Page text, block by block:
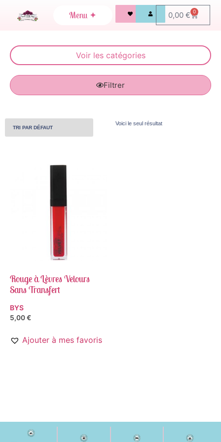
0,00 € 0
Filtrer
Voici le seul résultat
Rouge à Lèvres Velours
Sans Transfert
BYS
5,00€
Ajouter à mes favoris